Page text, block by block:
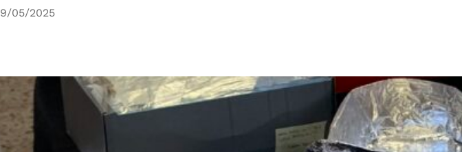
05/2025